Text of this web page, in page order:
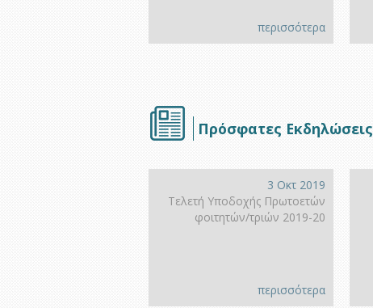
περισσότερα
Πρόσφατες Εκδηλώσεις
3 Οκτ 2019
Τελετή Υποδοχής Πρωτοετών
φοιτητών/τριών 2019-20
περισσότερα